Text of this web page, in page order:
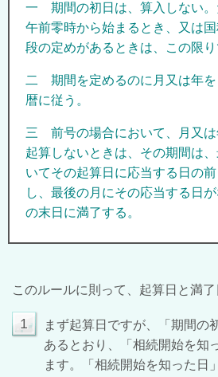
一 期間の初日は、算入しない。
午前零時から始まるとき、又は
段の定めがあるときは、この限り
二 期間を定めるのに月又は年を
暦に従う。
三 前号の場合において、月又は
起算しないときは、その期間は
いてその起算日に応当する日の
し、最後の月にその応当する日
の末日に満了する。
このルールに則って、起算日と満了
1
まず起算日ですが、「期間の
あるとおり、「相続開始を知
ます。「相続開始を知った日